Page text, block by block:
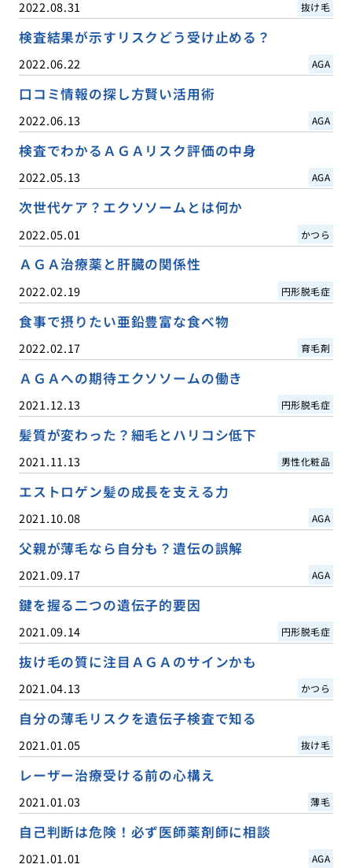
2022.08.31 抜け毛
検査結果が示すリスクどう受け止める？
2022.06.22 AGA
口コミ情報の探し方賢い活用術
2022.06.13 AGA
検査でわかるＡＧＡリスク評価の中身
2022.05.13 AGA
次世代ケア？エクソソームとは何か
2022.05.01 かつら
ＡＧＡ治療薬と肝臓の関係性
2022.02.19 円形脱毛症
食事で摂りたい亜鉛豊富な食べ物
2022.02.17 育毛剤
ＡＧＡへの期待エクソソームの働き
2021.12.13 円形脱毛症
髪質が変わった？細毛とハリコシ低下
2021.11.13 男性化粧品
エストロゲン髪の成長を支える力
2021.10.08 AGA
父親が薄毛なら自分も？遺伝の誤解
2021.09.17 AGA
鍵を握る二つの遺伝子的要因
2021.09.14 円形脱毛症
抜け毛の質に注目ＡＧＡのサインかも
2021.04.13 かつら
自分の薄毛リスクを遺伝子検査で知る
2021.01.05 抜け毛
レーザー治療受ける前の心構え
2021.01.03 薄毛
自己判断は危険！必ず医師薬剤師に相談
2021.01.01 AGA